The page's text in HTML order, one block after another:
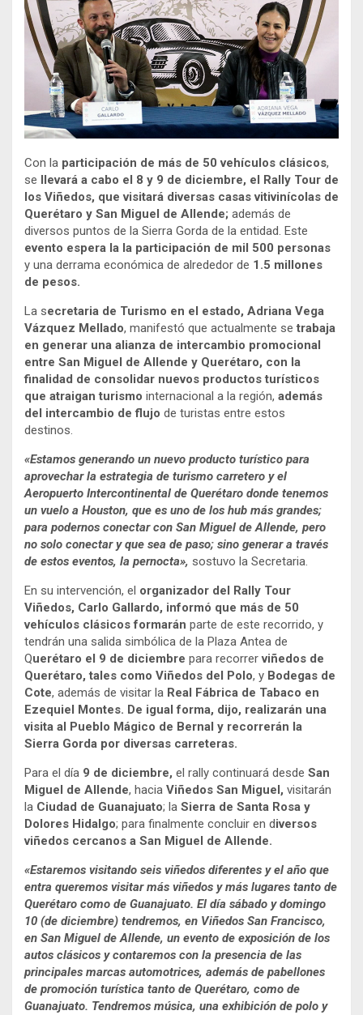
Con la participación de más de 50 vehículos clásicos,
se llevará a cabo el 8 y 9 de diciembre, el Rally Tour de
los Viñedos, que visitará diversas casas vitivinícolas de
Querétaro y San Miguel de Allende; además de
diversos puntos de la Sierra Gorda de la entidad. Este
evento espera la la participación de mil 500 personas
y una derrama económica de alrededor de 1.5 millones
de pesos.
La secretaria de Turismo en el estado, Adriana Vega
Vázquez Mellado, manifestó que actualmente setrabaja
en generar una alianza de intercambio promocional
entre San Miguel de Allende y Querétaro, con la
finalidad de consolidar nuevos productos turísticos
que atraigan turismo internacional a la región, además
del intercambio de flujo de turistas entre estos
destinos.
«Estamos generando un nuevo producto turístico para
aprovechar la estrategia de turismo carretero y el
Aeropuerto Intercontinental de Querétaro donde tenemos
un vuelo a Houston, que es uno de los hub más grandes;
para podernos conectar con San Miguel de Allende, pero
no solo conectar y que sea de paso; sino generar a través
de estos eventos, la pernocta», sostuvo la Secretaria.
En su intervención, el organizador del Rally Tour
Viñedos, Carlo Gallardo, informó que más de 50
vehículos clásicos formarán parte de este recorrido, y
tendrán una salida simbólica de la Plaza Antea de
Querétaro el 9 de diciembre para recorrerviñedos de
Querétaro, tales como Viñedos del Polo, y Bodegas de
Cote, además de visitar la Real Fábrica de Tabaco en
Ezequiel Montes. De igual forma, dijo, realizarán una
visita al Pueblo Mágico de Bernal y recorrerán la
Sierra Gorda por diversas carreteras.
Para el día 9 de diciembre, el rally continuará desde San
Miguel de Allende, hacia Viñedos San Miguel, visitarán
la Ciudad de Guanajuato; la Sierra de Santa Rosa y
Dolores Hidalgo; para finalmente concluir en diversos
viñedos cercanos a San Miguel de Allende.
«Estaremos visitando seis viñedos diferentes y el año que
entra queremos visitar más viñedos y más lugares tanto de
Querétaro como de Guanajuato. El día sábado y domingo
10 (de diciembre) tendremos, en Viñedos San Francisco,
en San Miguel de Allende, un evento de exposición de los
autos clásicos y contaremos con la presencia de las
principales marcas automotrices, además de pabellones
de promoción turística tanto de Querétaro, como de
Guanajuato. Tendremos música, una exhibición de polo y